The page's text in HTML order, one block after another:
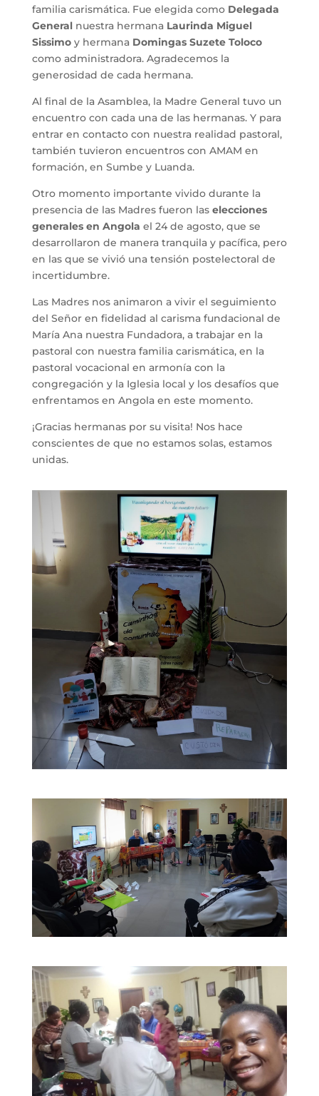
familia carismática. Fue elegida como Delegada
Generalnuestra hermana Laurinda Miguel
Sissimoy hermana Domingas Suzete Toloco
como administradora. Agradecemos la
generosidad de cada hermana.
Al final de la Asamblea, la Madre General tuvo un
encuentro con cada una de las hermanas. Y para
entrar en contacto con nuestra realidad pastoral,
también tuvieron encuentros con AMAM en
formación, en Sumbe y Luanda.
Otro momento importante vivido durante la
presencia de las Madres fueron las elecciones
generales en Angola el 24 de agosto, que se
desarrollaron de manera tranquila y pacífica, pero
en las que se vivió una tensión postelectoral de
incertidumbre.
Las Madres nos animaron a vivir el seguimiento
del Señor en fidelidad al carisma fundacional de
María Ana nuestra Fundadora, a trabajar en la
pastoral con nuestra familia carismática, en la
pastoral vocacional en armonía con la
congregación y la Iglesia local y los desafíos que
enfrentamos en Angola en este momento.
¡Gracias hermanas por su visita! Nos hace
conscientes de que no estamos solas, estamos
unidas.